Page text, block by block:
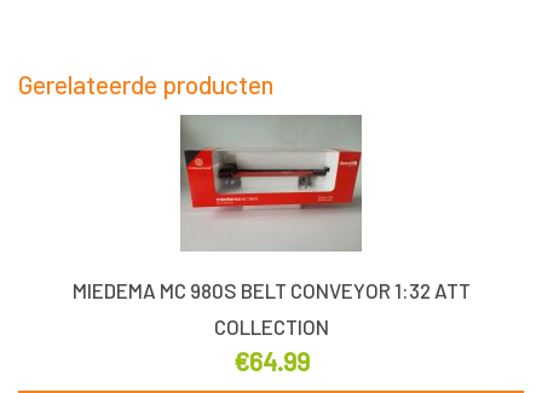
Gerelateerde producten
MIEDEMA MC 980S BELT CONVEYOR 1:32 ATT
COLLECTION
€64.99